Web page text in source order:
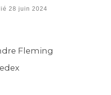
28 juin 2024
Fleming